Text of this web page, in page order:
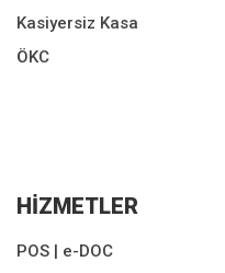
Kasiyersiz Kasa
ÖKC
HİZMETLER
POS | e-DOC